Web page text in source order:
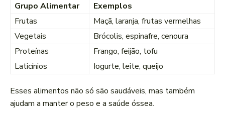
Grupo Alimentar
Exemplos
Frutas
Maçã, laranja, frutas vermelhas
Vegetais
Brócolis, espinafre, cenoura
Proteínas
Frango, feijão, tofu
Laticínios
Iogurte, leite, queijo
Esses alimentos não só são saudáveis, mas também
ajudam a manter o peso e a saúde óssea.